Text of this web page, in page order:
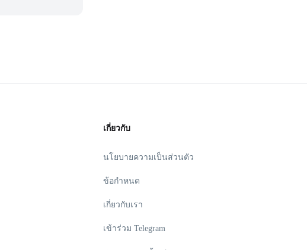
เกี่ยวกับ
นโยบายความเป็นส่วนตัว
ข้อกำหนด
เกี่ยวกับเรา
เข้าร่วม Telegram